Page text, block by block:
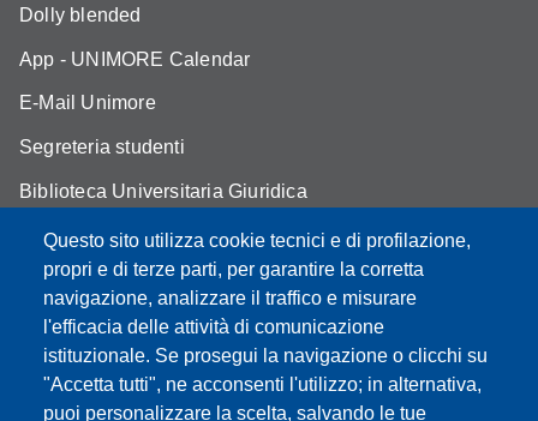
Questo sito utilizza cookie tecnici e di profilazione,
propri e di terze parti, per garantire la corretta
navigazione, analizzare il traffico e misurare
l'efficacia delle attività di comunicazione
istituzionale. Se prosegui la navigazione o clicchi su
"Accetta tutti", ne acconsenti l'utilizzo; in alternativa,
puoi personalizzare la scelta, salvando le tue
Dolly blended
App - UNIMORE Calendar
E-Mail Unimore
Segreteria studenti
Biblioteca Universitaria Giuridica
Assicurazione qualità
Contatti
Partita IVA: 00427620364